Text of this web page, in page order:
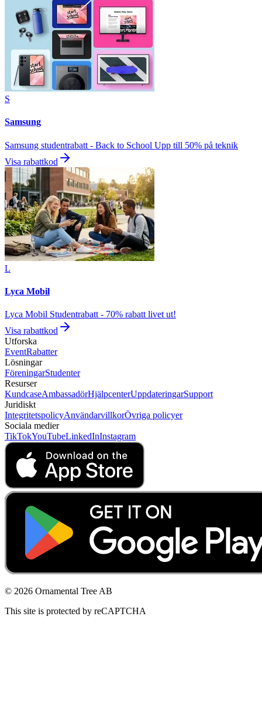
S
Samsung
Samsung studentrabatt - Back to School Upp till 50% på teknik
Visa rabattkod
L
Lyca Mobil
Lyca Mobil Studentrabatt - 70% rabatt livet ut!
Visa rabattkod
Utforska
EventRabatter
Lösningar
FöreningarStudenter
Resurser
KundcaseAmbassadörHjälpcenterUppdateringarSupport
Juridiskt
IntegritetspolicyAnvändarvillkorÖvriga policyer
Sociala medier
TikTokYouTubeLinkedInInstagram
© 2026 Ornamental Tree AB
This site is protected by reCAPTCHA